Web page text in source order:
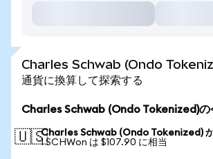
Charles Schwab (Ondo
通貨に換算して探索する
Charles Schwab (Ondo Tokenized)の
🇺🇸Charles Schwab (Ondo Tokenized)
1 SCHWon は $107.90 に相当